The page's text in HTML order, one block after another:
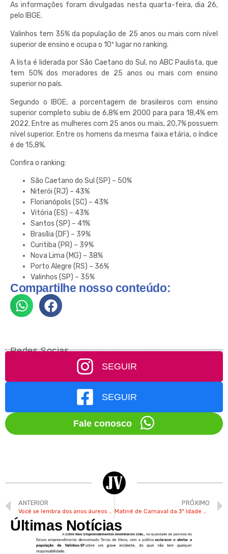
As informações foram divulgadas nesta quarta-feira, dia 26,
pelo IBGE.
Valinhos tem 35% da população de 25 anos ou mais com nível
superior de ensino e ocupa o 10º lugar no ranking.
A lista é liderada por São Caetano do Sul, no ABC Paulista, que
tem 50% dos moradores de 25 anos ou mais com ensino
superior no país.
Segundo o IBGE, a porcentagem de brasileiros com ensino
superior completo subiu de 6,8% em 2000 para para 18,4% em
2022. Entre as mulheres com 25 anos ou mais, 20,7% possuem
nível superior. Entre os homens da mesma faixa etária, o índice
é de 15,8%.
Confira o ranking:
São Caetano do Sul (SP) – 50%
Niterói (RJ) – 43%
Florianópolis (SC) – 43%
Vitória (ES) – 43%
Santos (SP) – 41%
Brasília (DF) – 39%
Curitiba (PR) – 39%
Nova Lima (MG) – 38%
Porto Alegre (RS) – 36%
Valinhos (SP) – 35%
Compartilhe nosso conteúdo:
Redes Socias
SEGUIR
SEGUIR
Fale conosco
ANTERIOR
Você se lembra dos anos áureos do Carnaval de Rua de Valinhos?
PRÓXIMO
Matinê de Carnaval da 3ª Idade de Valinhos tem marchinhas e concurso nesta sexta-feira
Últimas Notícias